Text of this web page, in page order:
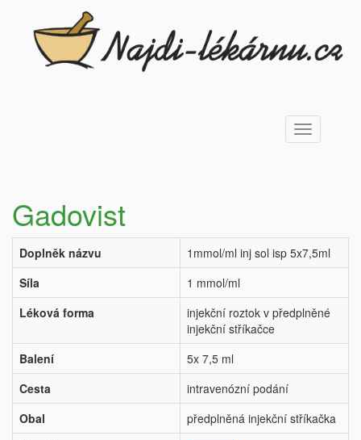
Toggle
navigation
Gadovist
Doplněk názvu
1mmol/ml inj sol isp 5x7,5ml
Síla
1 mmol/ml
Léková forma
injekční roztok v předplněné
injekční stříkačce
Balení
5x 7,5 ml
Cesta
intravenózní podání
Obal
předplněná injekční stříkačka